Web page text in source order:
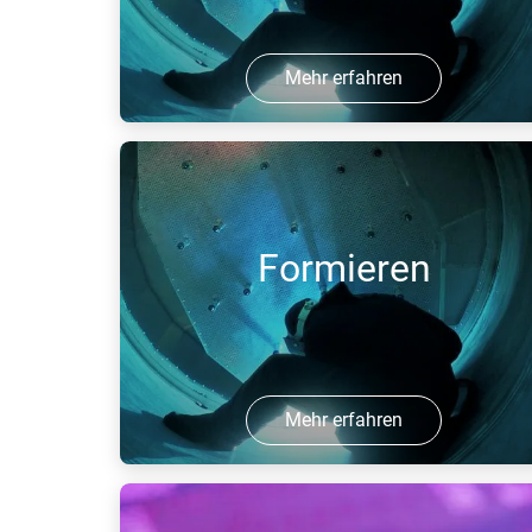
Mehr erfahren
Wolfram-Inertgas-Schweißen – kurz
WIG-Schweißen – zeichnet sich durch
eine besonders saubere Verarbeitung,
hohe Nahtqualitäten sowie eine fast
universelle Anwendbarkeit im Bereich
Formieren
Mehr erfahren
Durch Formieren sorgen Sie für
Festigkeit und Korrosionsbeständigkeit